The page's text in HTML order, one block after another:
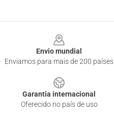
Envio mundial
Enviamos para mais de 200 países
Garantia internacional
Oferecido no país de uso